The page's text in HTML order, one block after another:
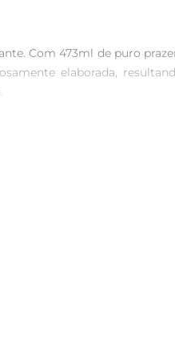
Com 473ml de puro
elaborada,
temperatura ideal realça
como massas e